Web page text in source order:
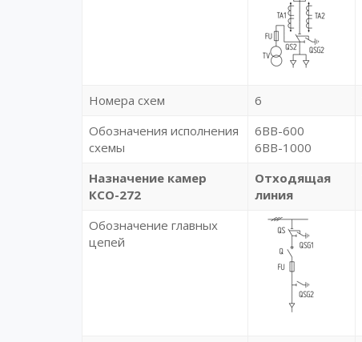
Номера схем 6
Обозначения исполнения
схемы
6BB-600
6BB-1000
Назначение камер
КСО-272
Отходящая
линия
Обозначение главных
цепей